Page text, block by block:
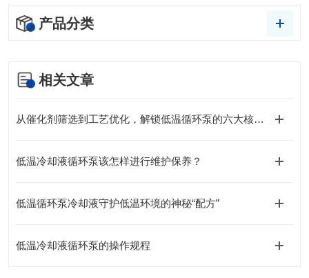
产品分类
相关文章
从催化剂筛选到工艺优化，解锁低温循环泵的六大核心优势
低温冷却液循环泵该怎样进行维护保养？
低温循环泵冷却液守护低温环境的神秘“配方”
低温冷却液循环泵的操作规程